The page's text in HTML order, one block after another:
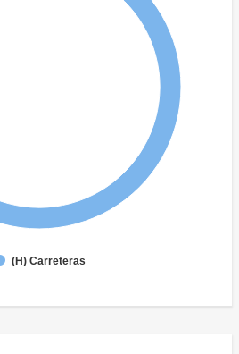
(H) Carreteras